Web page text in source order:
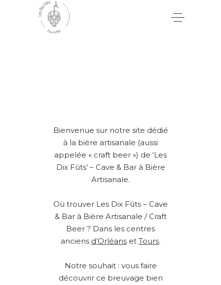
Bienvenue sur notre site dédié
à la bière artisanale (aussi
appelée « craft beer ») de ‘Les
Dix Fûts’ – Cave & Bar à Bière
Artisanale.
Où trouver Les Dix Fûts – Cave
& Bar à Bière Artisanale / Craft
Beer ? Dans les centres
anciens d’Orléans et Tours.
Notre souhait : vous faire
découvrir ce breuvage bien